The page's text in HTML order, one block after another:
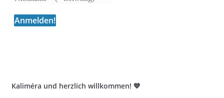
Kaliméra und herzlich willkommen! 💙